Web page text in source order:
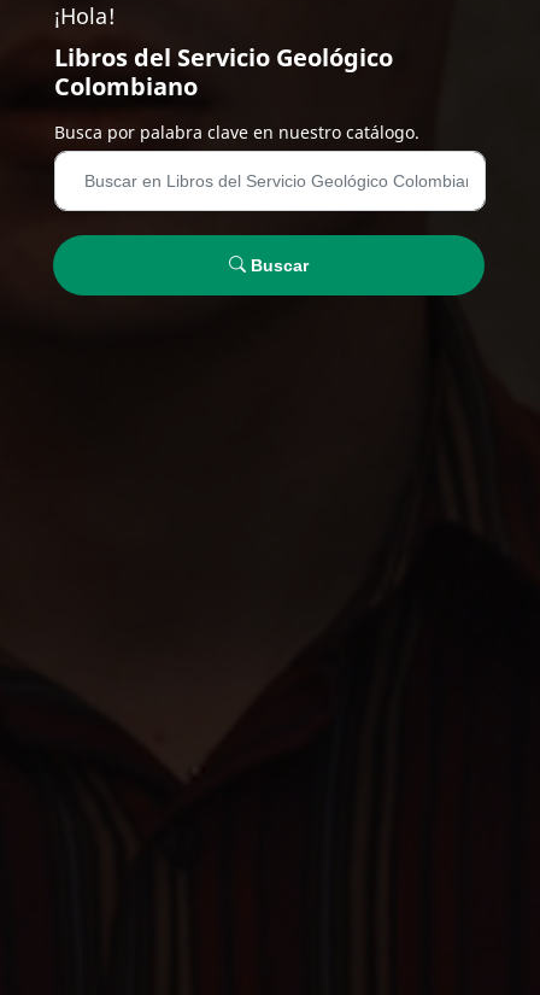
¡Hola!
Libros del Servicio Geológico
Colombiano
Busca por palabra clave en nuestro catálogo.
Buscar